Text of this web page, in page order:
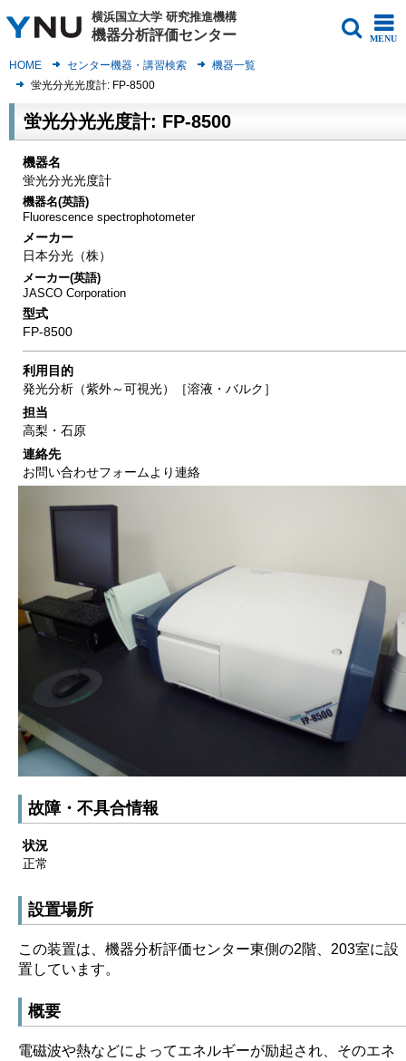
横浜国立大学 研究推進機構
機器分析評価センター MENU
HOME センター機器・講習検索
機器一覧
蛍光分光光度計: FP-8500
蛍光分光光度計: FP-8500
機器名
蛍光分光光度計
機器名(英語)
Fluorescence spectrophotometer
メーカー
日本分光（株）
メーカー(英語)
JASCO Corporation
型式
FP-8500
利用目的
発光分析（紫外～可視光）［溶液・バルク］
担当
高梨・石原
連絡先
お問い合わせフォームより連絡
故障・不具合情報
状況
正常
設置場所
この装置は、機器分析評価センター東側の2階、203室に設
置しています。
概要
電磁波や熱などによってエネルギーが励起され、そのエネ